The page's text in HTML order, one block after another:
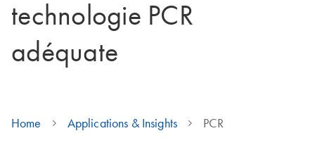
technologie PCR
adéquate
Home Applications & Insights PCR